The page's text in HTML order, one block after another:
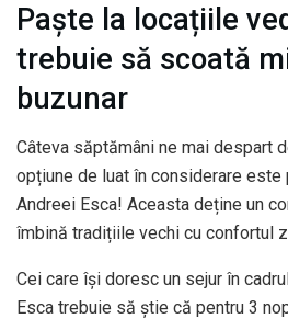
Paște la locațiile
trebuie să scoată
buzunar
Câteva săptămâni ne mai despart
opțiune de luat în considerare este
Andreei Esca! Aceasta deține un
îmbină tradițiile vechi cu confortul
Cei care își doresc un sejur în
Esca trebuie să știe că pentru 3